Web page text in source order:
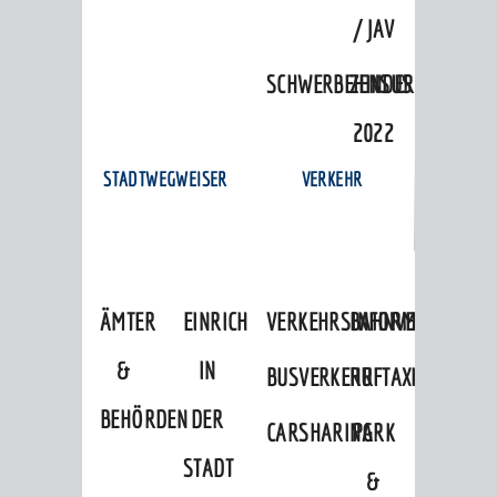
/ JAV
ZENSUS
2022
STADTWEGWEISER
ÄMTER
&
BEHÖRDEN
EINRICHTUNGEN
IN
DER
STADT
VERKEHR
VERKEHRSINFORMATIONEN
BAHNVERKEHR
BUSVERKEHRRUFTAXI
CARSHARINGPARK
&